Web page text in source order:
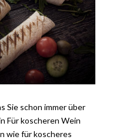
Sie schon immer über
Für koscheren Wein
wie für koscheres